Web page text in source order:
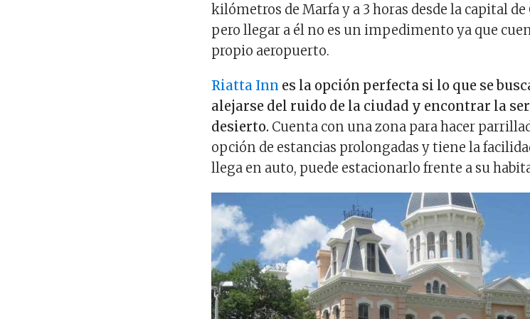
kilómetros de Marfa y a 3 horas desde la capital de
pero llegar a él no es un impedimento ya que
propio aeropuerto.
Riatta Inn es la opción perfecta si lo que se
alejarse del ruido de la ciudad y encontrar la
desierto. Cuenta con una zona para hacer
opción de estancias prolongadas y tiene la
llega en auto, puede estacionarlo frente a su